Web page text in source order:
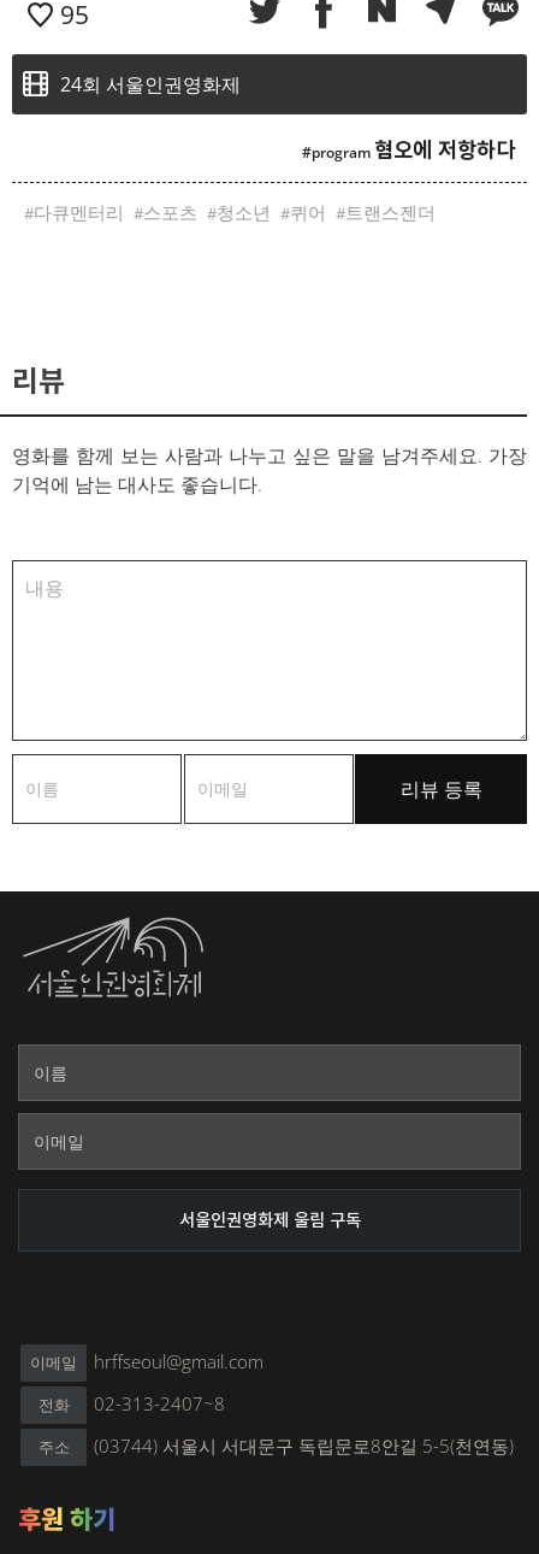
95
24회 서울인권영화제
혐오에 저항하다
다큐멘터리 스포츠 청소년 퀴어 트랜스젠더
리뷰
영화를 함께 보는 사람과 나누고 싶은 말을 남겨주세요. 가장
기억에 남는 대사도 좋습니다.
이메일 hrffseoul@gmail.com
전화 02-313-2407~8
주소 (03744) 서울시 서대문구 독립문로8안길 5-5(천연동)
후원 하기